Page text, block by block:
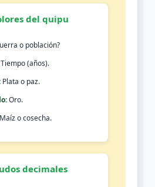
del quipu
o población?
Tiempo (años).
Plata o paz.
Oro.
Maíz o cosecha.
decimales